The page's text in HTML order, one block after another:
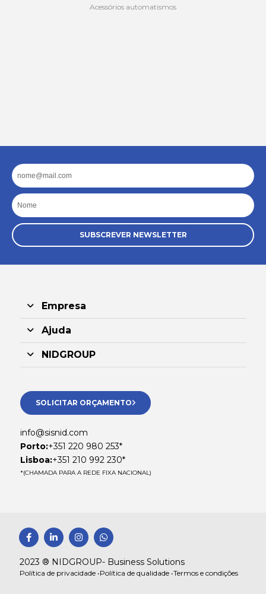
Acessórios automatismos
Email
Nome
SUBSCREVER NEWSLETTER
Empresa
Ajuda
NIDGROUP
SOLICITAR ORÇAMENTO
info@sisnid.com
Porto:+351 220 980 253*
Lisboa:+351 210 992 230*
*(CHAMADA PARA A REDE FIXA NACIONAL)
F
a
c
e
b
o
L
i
n
k
e
d
I
n
s
t
a
g
W
h
a
a
2023 ® NIDGROUP- Business Solutions
Política de privacidade •Política de qualidade •Termos e condições